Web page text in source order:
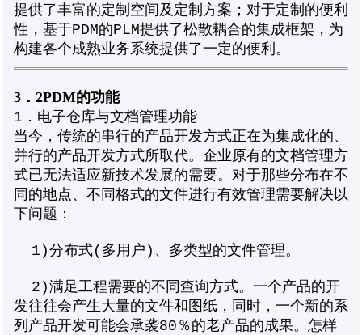
提供了丰富的定制空间及定制方案；对于定制的便利
性，基于PDM的PLM提供了松散耦合的集成框架，为
构建各个成熟业务系统提供了一定的便利。
3．2PDM的功能
1．电子仓库与文档管理功能
当今，传统的串行的产品开发方式正在为集成化的、
并行的产品开发方式所取代。企业原有的文档管理方
式已无法适应新技术发展的需要。对于那些分布在不
同的地点、不同格式的文件进行有效管理需要解决以
下问题：
1)分布式(多用户)、多类型的文件管理。
2)满足工程需要的不同查询方式。一个产品的开
发往往会产生大量的文件和图纸，同时，一个新的系
列产品开发可能会承袭80％的老产品的成果。怎样